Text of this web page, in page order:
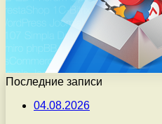
Последние записи
04.08.2026